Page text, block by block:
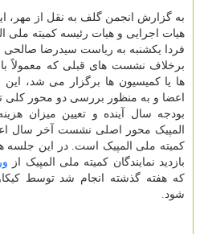
به گزارش انجمن گلف به نقل از مهر،
فردا یکشنبه به ریاست سیدرضا
برخلاف نشست های قبلی که معمولاً با
ها یا کمیسیون ها برگزار می شد،
اعضا و به منظور بررسی دو محور کلی
بودجه سال آینده و تعیین میزان
المپیک محور اصلی نشست آخر سال
کمیته ملی المپیک است. در این
بازدید نمایندگان کمیته ملی المپیک از
که هفته گذشته انجام شد توسط
شود.